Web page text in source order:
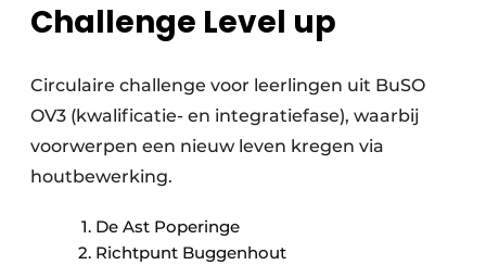
Challenge Level up
Circulaire challenge voor leerlingen uit BuSO
OV3 (kwalificatie- en integratiefase), waarbij
voorwerpen een nieuw leven kregen via
houtbewerking.
De Ast Poperinge
Richtpunt Buggenhout